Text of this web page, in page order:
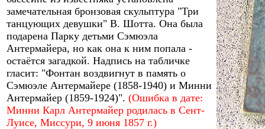
замечательная бронзовая скульптура "Три
танцующих девушки" В. Шотта. Она была
подарена Парку детьми Сэмюэла
Антермайера, но как она к ним попала -
остаётся загадкой. Надпись на табличке
гласит: "Фонтан воздвигнут в память о
Сэмюэле Антермайере (1858-1940) и Минни
Антермайер (1859-1924)". (Ошибка в дате:
Минни Карл Антермайер родилась в Сент-
Луисе, Миссури, 9 июня 1857 г.)